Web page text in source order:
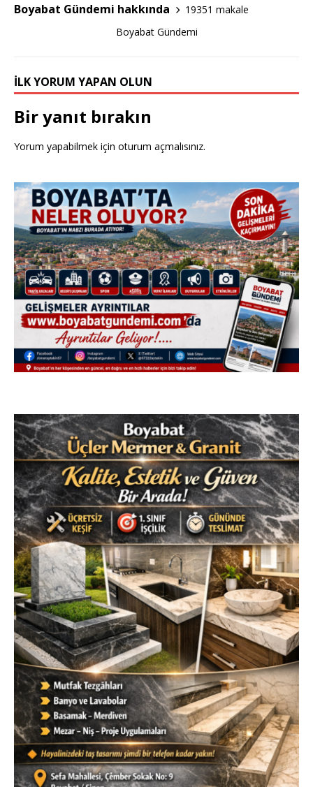
k
Boyabat Gündemi hakkında
19351 makale
Boyabat Gündemi
İLK YORUM YAPAN OLUN
Bir yanıt bırakın
Yorum yapabilmek için oturum açmalısınız.